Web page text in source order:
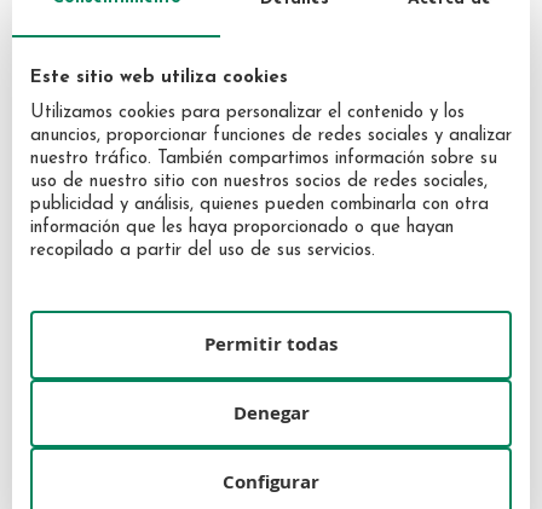
Este sitio web utiliza cookies
Utilizamos cookies para personalizar el contenido y los
anuncios, proporcionar funciones de redes sociales y analizar
nuestro tráfico. También compartimos información sobre su
uso de nuestro sitio con nuestros socios de redes sociales,
publicidad y análisis, quienes pueden combinarla con otra
información que les haya proporcionado o que hayan
recopilado a partir del uso de sus servicios.
Configurar
Denegar
Permitir todas